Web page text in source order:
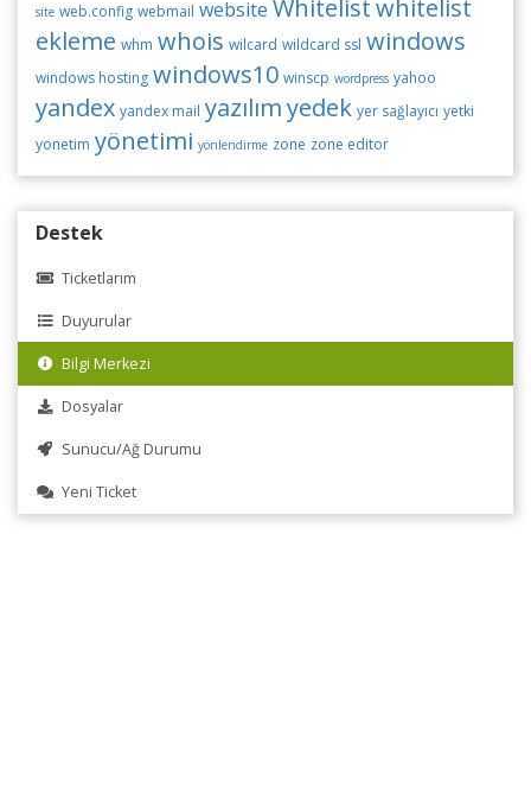
site web.config webmail website Whitelistwhitelist
ekleme whm whois wilcard wildcard ssl windows
windows hosting windows10 winscp wordpress yahoo
yandex yandex mail yazılımyedek yer sağlayıcı yetki
yonetim yönetimi yönlendirme zone zone editor
Destek
Ticketlarım
Duyurular
Bilgi Merkezi
Dosyalar
Sunucu/Ağ Durumu
Yeni Ticket